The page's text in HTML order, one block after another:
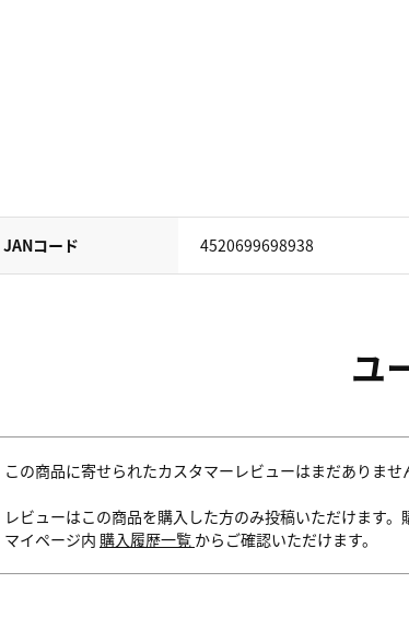
JANコード 4520699698938
ユ
この商品に寄せられたカスタマーレビューはまだありませ
レビューはこの商品を購入した方のみ投稿いただけます。
マイページ内 購入履歴一覧 からご確認いただけます。